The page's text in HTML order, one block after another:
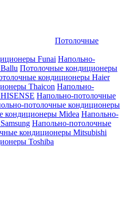
Потолочные
Funai Напольно-
Потолочные кондиционеры
кондиционеры Haier
Thaicon Напольно-
Напольно-потолочные
потолочные кондиционеры
кондиционеры Midea Напольно-
Напольно-потолочные
кондиционеры Mitsubishi
Toshiba